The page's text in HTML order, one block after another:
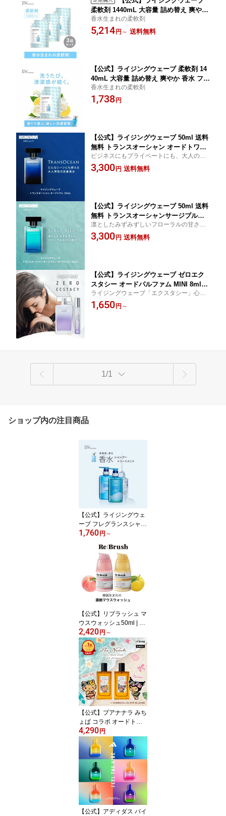
柔軟剤 1440mL 大容量 詰め替え 爽やか
香水 フレグランス メンズ レディース 2
種から選べる 香り マイクロプラスチッ
香水生まれの柔軟剤
5,214円 ～ 送料無料
【公式】ライジングウェーブ 柔軟剤 14
40mL 大容量 詰め替え 爽やか 香水 フレ
グランス メンズ レディース 2種から選
べる 香り マイクロプラスチックフリー
香水生まれの柔軟剤
1,738円
【公式】ライジングウェーブ 50ml 送料
無料 トランスオーシャン オードトワレ
男性用 香水 フレグランス アトマイザー
メンズ 30代 ミニボトル お試しセット
ビジネスにもプライベートにも、大人の男
性の定番香水
3,300円 送料無料
【公式】ライジングウェーブ 50ml 送料
無料 トランスオーシャンサージブルー
オードトワレ 男性用 香水 フレグランス
アトマイザー メンズ 30代 ミニボトル
凛としたみずみずしいフローラルの甘さの
強い香り
3,300円 送料無料
【公式】ライジングウェーブ ゼロエク
スタシー オードパルファム MINI 8ml｜
香水 メンズ ギフト 誕生日 プレゼント
フェロモン 恋愛 婚活 出会い
ライジングウェーブ「エクスタシー」心ま
で虜にする香り ミニ携帯サイズ香水
1,650円 ～
1/1
ショップ内の注目商品
【公式】ライジングウェ
ーブ フレグランスシャン
プー フリー ライトブル
ー トリートメント フレ
グランス メンズ ギフト
プレゼント 父の日 ホワ
イトデー クリスマス 単
品 20代 30代 石鹸 清潔感
サラサラ
1,760円 ～
【公式】リブラッシュ マ
ウスウォッシュ50ml | テ
ィーツリー クローブ モ
モ ユズ 口内清浄 ハーブ
ミント フィトンチッド
アルコールフリー 低刺激
韓国 機内持ち込み可能
コンパクト キャップ付き
2,420円 ～
【公式】プアナナラ みち
ょぱ コラボ オードトワ
レ 50mL/8mLサニーモア
ニ モーニングピカケ メ
ティルアナ シアープカナ
レディース香水 ギフト
プレゼント フレグランス
誕生日 クリスマスプレゼ
ント おしゃれ
4,290円
【公式】アディダス バイ